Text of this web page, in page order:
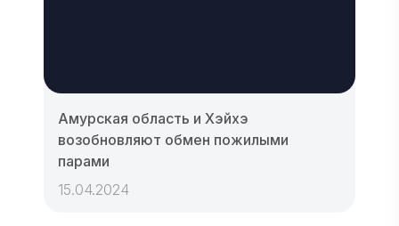
Амурская область и Хэйхэ
возобновляют обмен пожилыми
парами
15.04.2024